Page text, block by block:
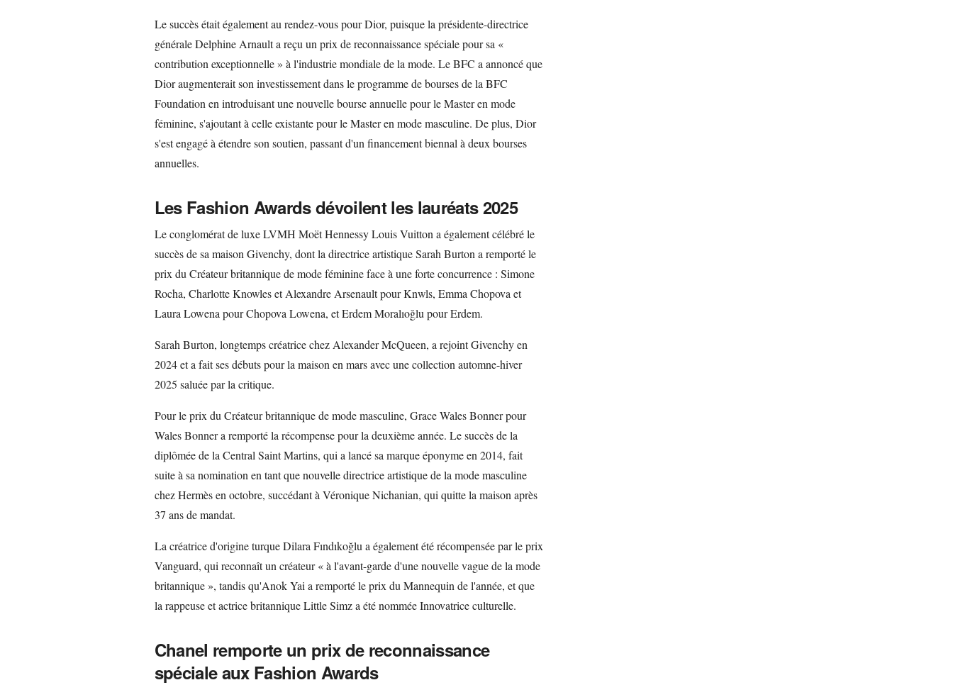
Le succès était également au rendez-vous pour Dior, puisque la présidente-directrice
générale Delphine Arnault a reçu un prix de reconnaissance spéciale pour sa «
contribution exceptionnelle » à l'industrie mondiale de la mode. Le BFC a annoncé que
Dior augmenterait son investissement dans le programme de bourses de la BFC
Foundation en introduisant une nouvelle bourse annuelle pour le Master en mode
féminine, s'ajoutant à celle existante pour le Master en mode masculine. De plus, Dior
s'est engagé à étendre son soutien, passant d'un financement biennal à deux bourses
annuelles.
Les Fashion Awards dévoilent les lauréats 2025
Le conglomérat de luxe LVMH Moët Hennessy Louis Vuitton a également célébré le
succès de sa maison Givenchy, dont la directrice artistique Sarah Burton a remporté le
prix du Créateur britannique de mode féminine face à une forte concurrence : Simone
Rocha, Charlotte Knowles et Alexandre Arsenault pour Knwls, Emma Chopova et
Laura Lowena pour Chopova Lowena, et Erdem Moralıoğlu pour Erdem.
Sarah Burton, longtemps créatrice chez Alexander McQueen, a rejoint Givenchy en
2024 et a fait ses débuts pour la maison en mars avec une collection automne-hiver
2025 saluée par la critique.
Pour le prix du Créateur britannique de mode masculine, Grace Wales Bonner pour
Wales Bonner a remporté la récompense pour la deuxième année. Le succès de la
diplômée de la Central Saint Martins, qui a lancé sa marque éponyme en 2014, fait
suite à sa nomination en tant que nouvelle directrice artistique de la mode masculine
chez Hermès en octobre, succédant à Véronique Nichanian, qui quitte la maison après
37 ans de mandat.
La créatrice d'origine turque Dilara Fındıkoğlu a également été récompensée par le prix
Vanguard, qui reconnaît un créateur « à l'avant-garde d'une nouvelle vague de la mode
britannique », tandis qu'Anok Yai a remporté le prix du Mannequin de l'année, et que
la rappeuse et actrice britannique Little Simz a été nommée Innovatrice culturelle.
Chanel remporte un prix de reconnaissance
spéciale aux Fashion Awards